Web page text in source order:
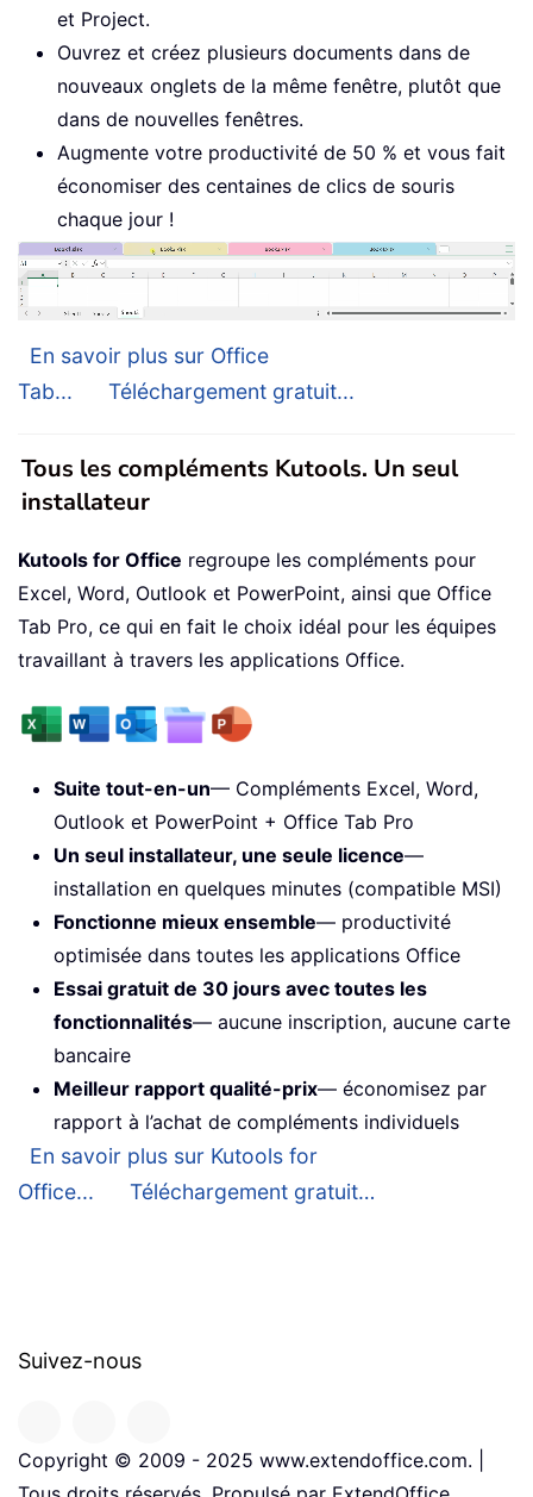
et Project.
Ouvrez et créez plusieurs documents dans de
nouveaux onglets de la même fenêtre, plutôt que
dans de nouvelles fenêtres.
Augmente votre productivité de 50 % et vous fait
économiser des centaines de clics de souris
chaque jour !
En savoir plus sur Office
Tab...
Téléchargement gratuit...
Tous les compléments Kutools. Un seul
installateur
Kutools for Office regroupe les compléments pour
Excel, Word, Outlook et PowerPoint, ainsi que Office
Tab Pro, ce qui en fait le choix idéal pour les équipes
travaillant à travers les applications Office.
Suite tout-en-un— Compléments Excel, Word,
Outlook et PowerPoint + Office Tab Pro
Un seul installateur, une seule licence—
installation en quelques minutes (compatible MSI)
Fonctionne mieux ensemble— productivité
optimisée dans toutes les applications Office
Essai gratuit de 30 jours avec toutes les
fonctionnalités— aucune inscription, aucune carte
bancaire
Meilleur rapport qualité-prix— économisez par
rapport à l’achat de compléments individuels
En savoir plus sur Kutools for
Office...
Téléchargement gratuit…
Suivez-nous
Copyright © 2009 - 2025 www.extendoffice.com. |